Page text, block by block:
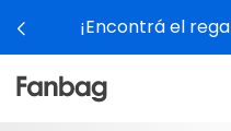
¡Encontrá el